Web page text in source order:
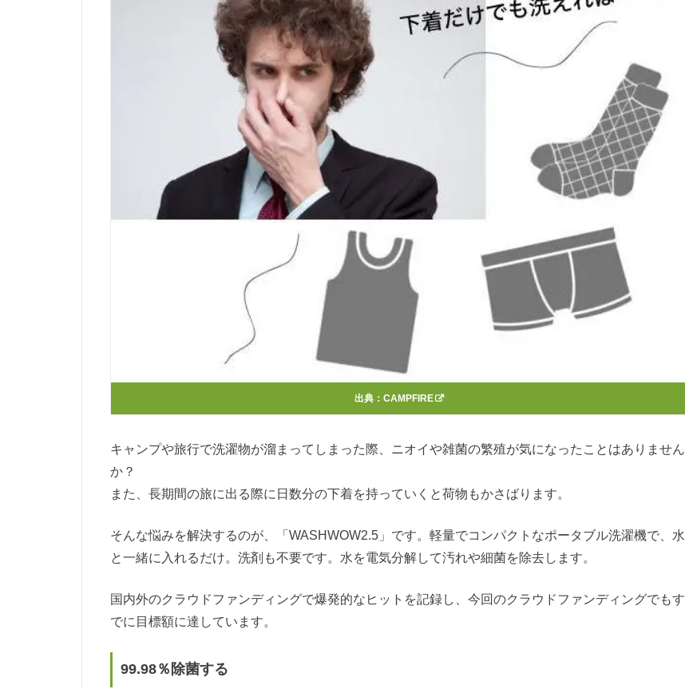
出典： CAMPFIRE
キャンプや旅行で洗濯物が溜まってしまった際、ニオイや雑菌の繁殖が気になったことはありません
か？
また、長期間の旅に出る際に日数分の下着を持っていくと荷物もかさばります。
そんな悩みを解決するのが、「WASHWOW2.5」です。軽量でコンパクトなポータブル洗濯機で、水
と一緒に入れるだけ。洗剤も不要です。水を電気分解して汚れや細菌を除去します。
国内外のクラウドファンディングで爆発的なヒットを記録し、今回のクラウドファンディングでもす
でに目標額に達しています。
99.98％除菌する